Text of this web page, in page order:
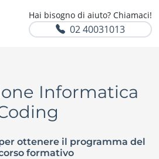
Hai bisogno di aiuto? Chiamaci!
02 40031013
Informatica
ottenere il programma del
formativo